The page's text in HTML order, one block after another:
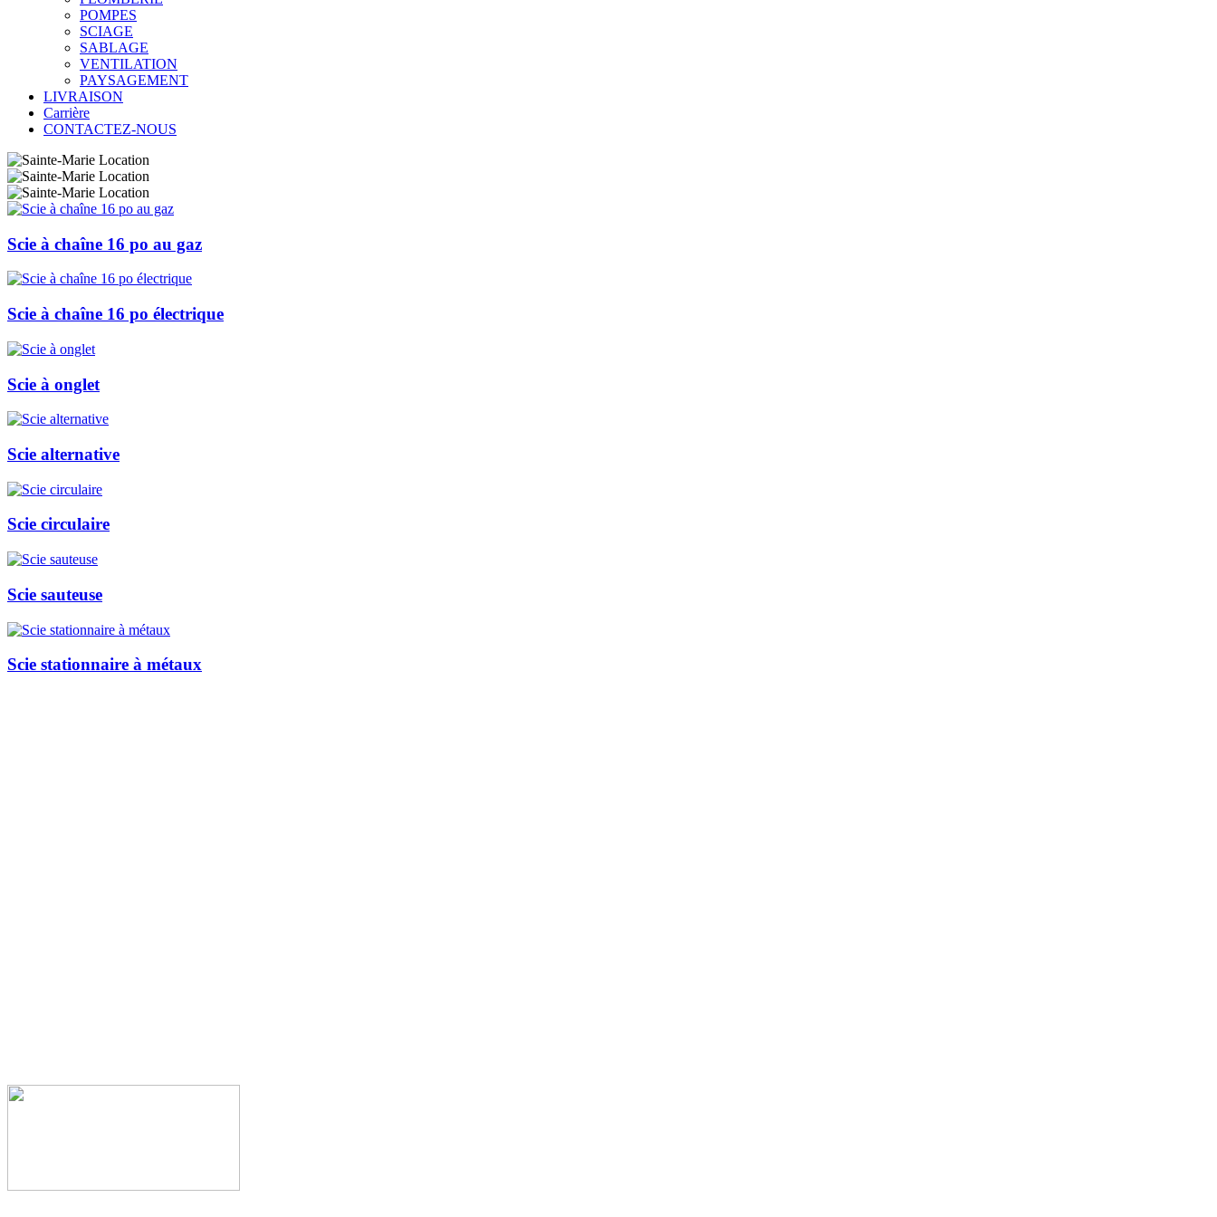
POMPES
SCIAGE
SABLAGE
VENTILATION
PAYSAGEMENT
LIVRAISON
Carrière
CONTACTEZ-NOUS
Scie à chaîne 16 po au gaz
Scie à chaîne 16 po électrique
Scie à onglet
Scie alternative
Scie circulaire
Scie sauteuse
Scie stationnaire à métaux